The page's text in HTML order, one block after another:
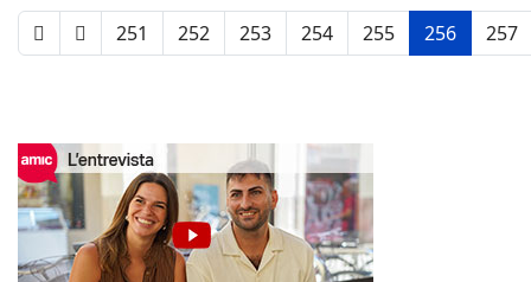
251 252 253 254 255 256 257